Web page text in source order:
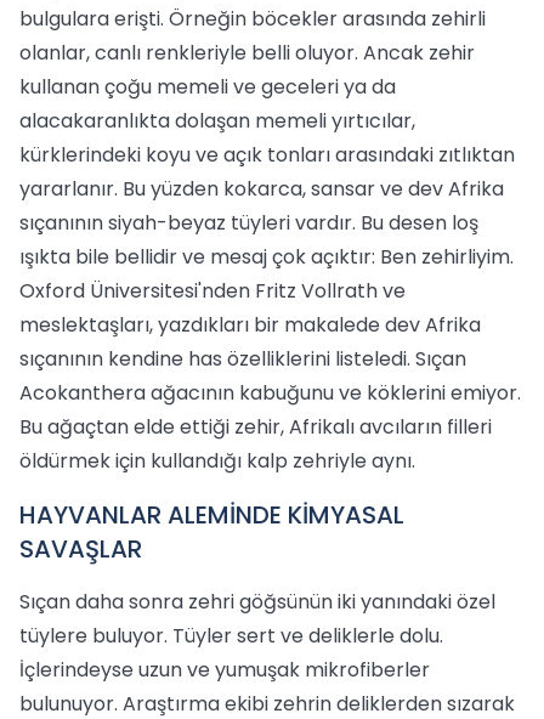
bulgulara erişti. Örneğin böcekler arasında zehirli
olanlar, canlı renkleriyle belli oluyor. Ancak zehir
kullanan çoğu memeli ve geceleri ya da
alacakaranlıkta dolaşan memeli yırtıcılar,
kürklerindeki koyu ve açık tonları arasındaki zıtlıktan
yararlanır. Bu yüzden kokarca, sansar ve dev Afrika
sıçanının siyah-beyaz tüyleri vardır. Bu desen loş
ışıkta bile bellidir ve mesaj çok açıktır: Ben zehirliyim.
Oxford Üniversitesi'nden Fritz Vollrath ve
meslektaşları, yazdıkları bir makalede dev Afrika
sıçanının kendine has özelliklerini listeledi. Sıçan
Acokanthera ağacının kabuğunu ve köklerini emiyor.
Bu ağaçtan elde ettiği zehir, Afrikalı avcıların filleri
öldürmek için kullandığı kalp zehriyle aynı.
HAYVANLAR ALEMİNDE KİMYASAL
SAVAŞLAR
Sıçan daha sonra zehri göğsünün iki yanındaki özel
tüylere buluyor. Tüyler sert ve deliklerle dolu.
İçlerindeyse uzun ve yumuşak mikrofiberler
bulunuyor. Araştırma ekibi zehrin deliklerden sızarak